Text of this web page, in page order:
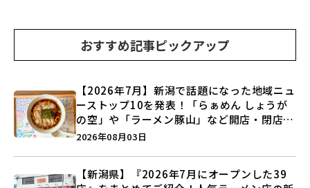
おすすめ記事ピックアップ
【2026年7月】新潟で話題になった地域ニュ
ーストップ10を発表！「らぁめん しょうが
の空」や「ラーメン豚山」など開店・閉店の
注目記事をランキングでご紹介♪
2026年08月03日
【新潟県】『2026年7月にオープンした39